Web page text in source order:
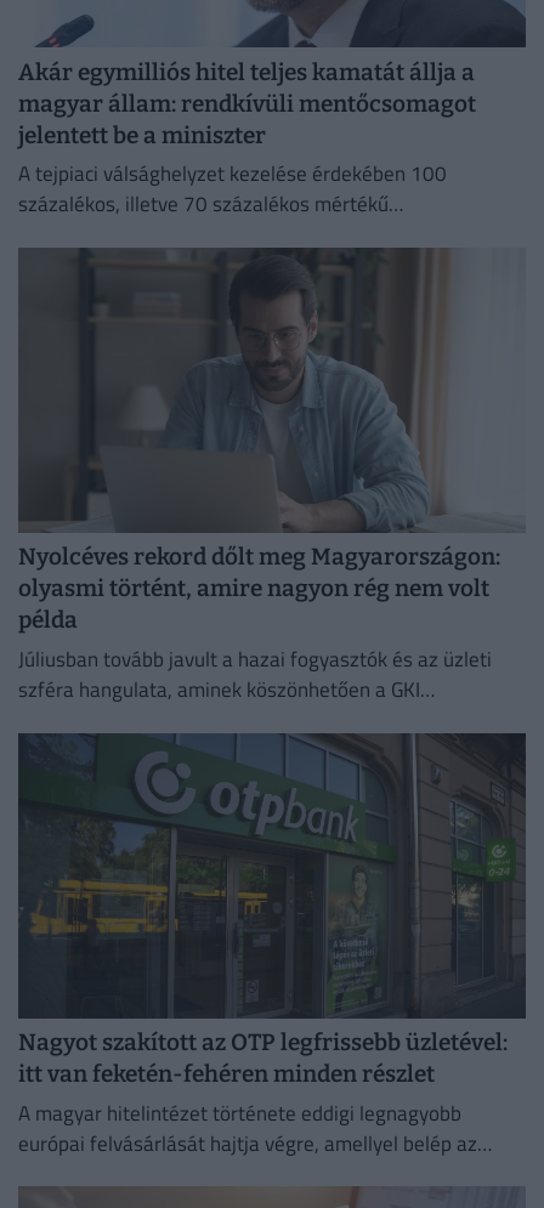
Akár egymilliós hitel teljes kamatát állja a
magyar állam: rendkívüli mentőcsomagot
jelentett be a miniszter
A tejpiaci válsághelyzet kezelése érdekében 100
százalékos, illetve 70 százalékos mértékű
Nyolcéves rekord dőlt meg Magyarországon:
olyasmi történt, amire nagyon rég nem volt
példa
Júliusban tovább javult a hazai fogyasztók és az üzleti
szféra hangulata, aminek köszönhetően a GKI
Nagyot szakított az OTP legfrissebb üzletével:
itt van feketén-fehéren minden részlet
A magyar hitelintézet története eddigi legnagyobb
európai felvásárlását hajtja végre, amellyel belép az